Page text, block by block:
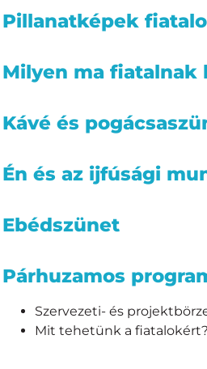
Pillanatképek
Milyen ma fiatalnak
Kávé és
Én és az ijfúsági
Ebédszünet
Párhuzamos
Szervezeti- és
Mit tehetünk a